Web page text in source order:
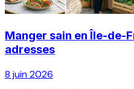
Manger sain en Île-de-
adresses
8 juin 2026